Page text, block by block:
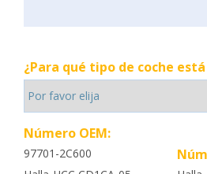
¿Para qué tipo de coche
Número OEM:
97701-2C600